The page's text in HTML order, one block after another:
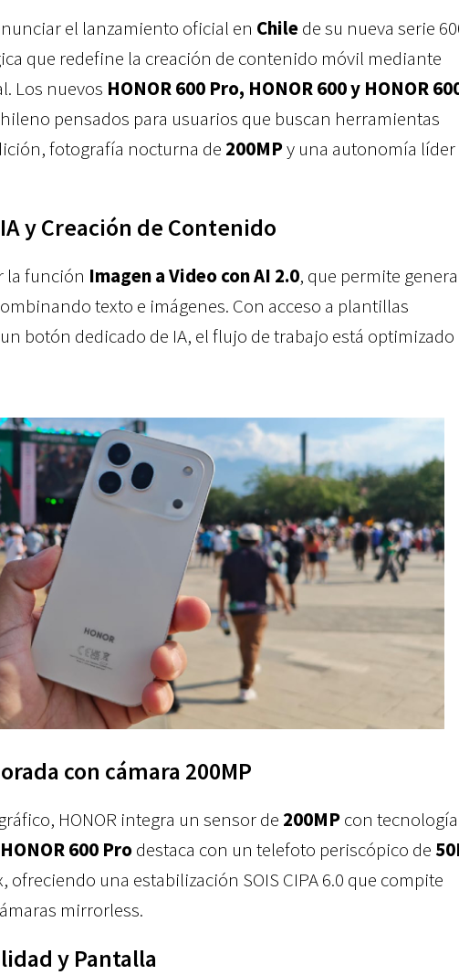
el lanzamiento oficial en Chilede su nueva serie
que redefine la creación de contenido móvil mediante
Los nuevos HONOR 600 Pro, HONOR 600 y HONOR
pensados para usuarios que buscan herramientas
fotografía nocturna de 200MPy una autonomía líder
y Creación de Contenido
la función Imagen a Video con AI 2.0, que permite
texto e imágenes. Con acceso a plantillas
botón dedicado de IA, el flujo de trabajo está optimizado
con cámara 200MP
HONOR integra un sensor de 200MPcon tecnología
HONOR 600 Prodestaca con un telefoto periscópico de
ofreciendo una estabilización SOIS CIPA 6.0 que compite
mirrorless.
y Pantalla